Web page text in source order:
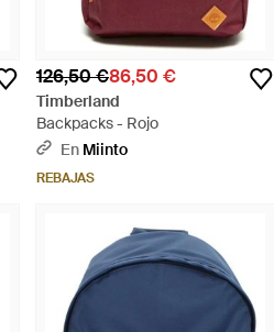
126,50 €86,50 €
Timberland
Backpacks - Rojo
En Miinto
REBAJAS